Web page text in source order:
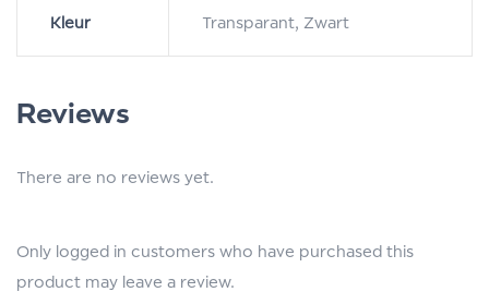
Kleur Transparant, Zwart
Reviews
There are no reviews yet.
Only logged in customers who have purchased this
product may leave a review.